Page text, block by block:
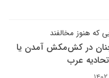
که هنوز مخالفند
در کش‌مکش آمدن یا
عرب